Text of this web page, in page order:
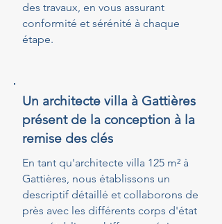
des travaux, en vous assurant
conformité et sérénité à chaque
étape.
Un architecte villa à Gattières
présent de la conception à la
remise des clés
En tant qu'architecte villa 125 m² à
Gattières, nous établissons un
descriptif détaillé et collaborons de
près avec les différents corps d'état